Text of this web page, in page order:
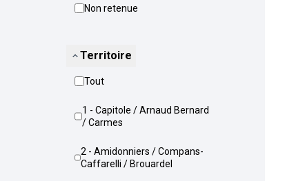
Non retenue
Territoire
Tout
1 - Capitole / Arnaud Bernard
/ Carmes
2 - Amidonniers / Compans-
Caffarelli / Brouardel